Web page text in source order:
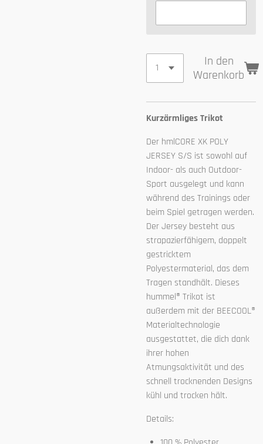
In den
Warenkorb
Kurzärmliges Trikot
Der hmlCORE XK POLY
JERSEY S/S ist sowohl auf
Indoor- als auch Outdoor-
Sport ausgelegt und kann
während des Trainings oder
beim Spiel getragen werden.
Der Jersey besteht aus
strapazierfähigem, doppelt
gestricktem
Polyestermaterial, das dem
Tragen standhält. Dieses
hummel® Trikot ist
außerdem mit der BEECOOL®
Materialtechnologie
ausgestattet, die dich dank
ihrer hohen
Atmungsaktivität und des
schnell trocknenden Designs
kühl und trocken hält.
Details: